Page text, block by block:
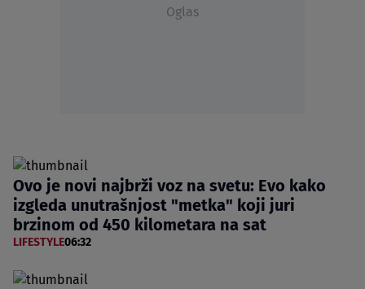
Oglas
Ovo je novi najbrži voz na svetu: Evo kako
izgleda unutrašnjost "metka" koji juri
brzinom od 450 kilometara na sat
LIFESTYLE06:32